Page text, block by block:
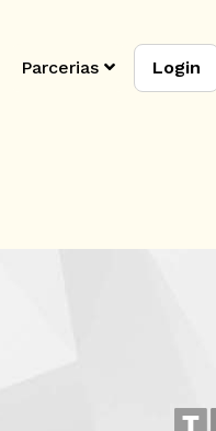
Parcerias Login